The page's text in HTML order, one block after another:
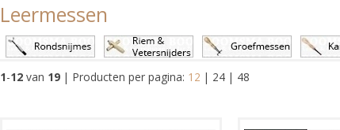
Leermessen
1-12 van 19 | Producten per pagina: 12 | 24 | 48